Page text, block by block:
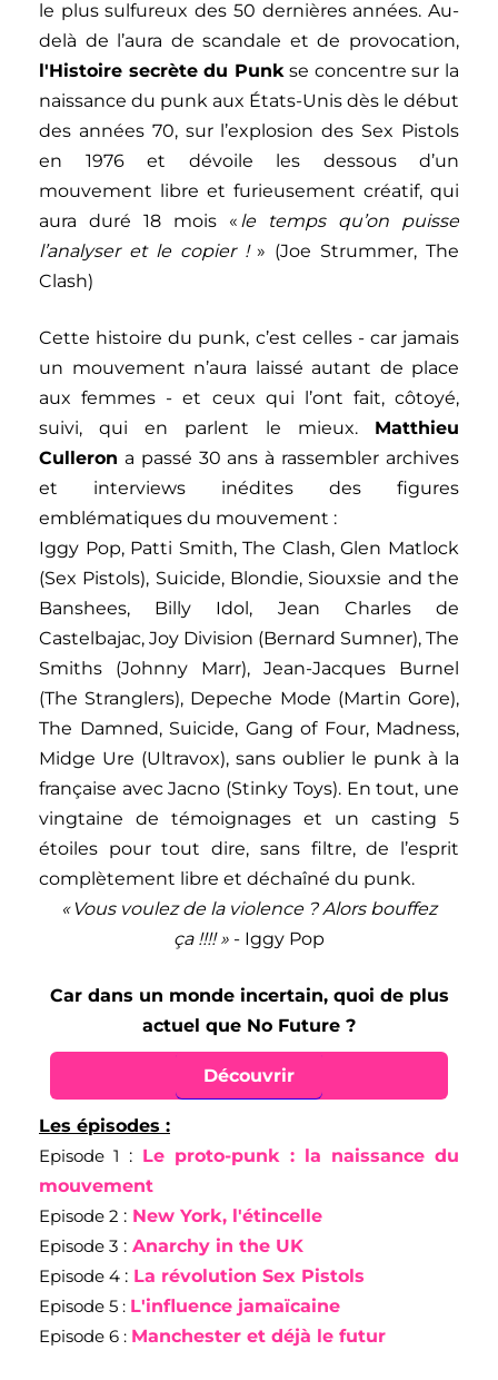
le plus sulfureux des 50 dernières années. Au-
delà de l’aura de scandale et de provocation,
l'Histoire secrète du Punkse concentre sur la
naissance du punk aux États-Unis dès le début
des années 70, sur l’explosion des Sex Pistols
en 1976 et dévoile les dessous d’un
mouvement libre et furieusement créatif, qui
aura duré 18 mois « le temps qu’on puisse
l’analyser et le copier !» (Joe Strummer, The
Clash)
Cette histoire du punk, c’est celles - car jamais
un mouvement n’aura laissé autant de place
aux femmes - et ceux qui l’ont fait, côtoyé,
suivi, qui en parlent le mieux. Matthieu
Culleron a passé 30 ans à rassembler archives
et interviews inédites des figures
emblématiques du mouvement :
Iggy Pop, Patti Smith, The Clash, Glen Matlock
(Sex Pistols), Suicide, Blondie, Siouxsie and the
Banshees, Billy Idol, Jean Charles de
Castelbajac, Joy Division (Bernard Sumner), The
Smiths (Johnny Marr), Jean-Jacques Burnel
(The Stranglers), Depeche Mode (Martin Gore),
The Damned, Suicide, Gang of Four, Madness,
Midge Ure (Ultravox), sans oublier le punk à la
française avec Jacno (Stinky Toys). En tout, une
vingtaine de témoignages et un casting 5
étoiles pour tout dire, sans filtre, de l’esprit
complètement libre et déchaîné du punk.
« Vous voulez de la violence ? Alors bouffez
ça !!!! » - Iggy Pop
Car dans un monde incertain, quoi de plus
actuel que No Future ?
Découvrir
Les épisodes :
Episode 1 : Le proto-punk : la naissance du
mouvement
Episode 2 : New York, l'étincelle
Episode 3 : Anarchy in the UK
Episode 4 : La révolution Sex Pistols
Episode 5 : L'influence jamaïcaine
Episode 6 : Manchester et déjà le futur